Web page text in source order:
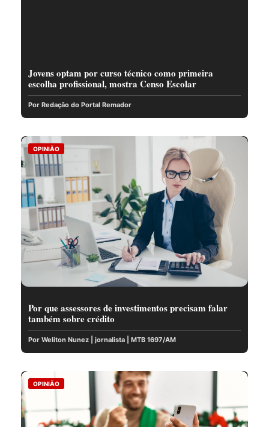
Jovens optam por curso técnico como primeira
escolha profissional, mostra Censo Escolar
Por Redação do Portal Remador
OPINIÃO
Por que assessores de investimentos precisam falar
também sobre crédito
Por Weliton Nunez | jornalista | MTB 1697/AM
OPINIÃO